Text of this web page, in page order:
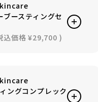
ブースティングセ
込価格 ¥29,700 )
ングコンプレック